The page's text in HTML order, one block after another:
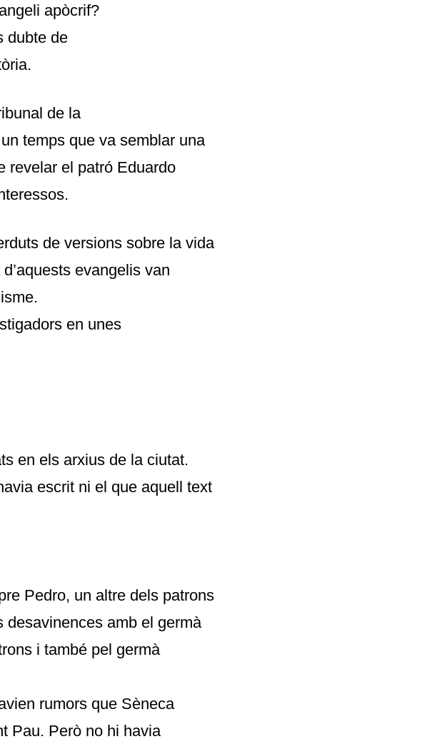
apòcrif?
dubte de
de la
temps que va semblar una
revelar el patró Eduardo
de versions sobre la vida
evangelis van
en unes
en els arxius de la ciutat.
escrit ni el que aquell text
Pedro, un altre dels patrons
desavinences amb el germà
i també pel germà
rumors que Sèneca
Pau. Però no hi havia